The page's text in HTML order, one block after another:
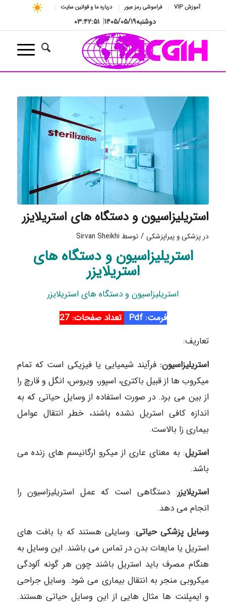
آموزش VIP فراموشی رمز عبور درباره ما و قوانین سایت
دوشنبه۱۴۰۵/۰۵/۱۹| ۰۳:۴۲:۵۱
استریلیزاسیون و دستگاه های استریلایزر
در پزشکی و پیراپزشکی / توسط Sirvan Sheikhi
استریلیزاسیون و دستگاه های
استریلایزر
استریلیزاسیون و دستگاه های استریلایزر
فرمت: Pdf
تعداد صفحات: 27
تعاریف:
استریلیزاسیون: فرآیند شیمیایی یا فیزیکی است که تمام
میکروب ها از قبیل باکتری، اسپور، ویروس، انگل و قارچ را
از بین می برد. در صورت استفاده از وسایل حیاتی که به
اندازه کافی استریل نشده باشند، خطر انتقال عوامل
بیماری زا بالاست.
استریل: به معنای عاری از میکرو ارگانیسم های زنده می
باشد.
استریلایزر: دستگاهی است که عمل استریلیزاسیون را
انجام می دهد.
وسایل پزشکی حیاتی: وسایلی هستند که با بافت های
استریل یا مایعات بدن در تماس می باشند. این وسایل به
هنگام مصرف باید استریل باشند چون هر گونه آلودگی
میکروبی منجر به انتقال بیماری می شود. وسایل جراحی
و ایمپلنت ها مثال هایی از این وسایل حیاتی هستند.